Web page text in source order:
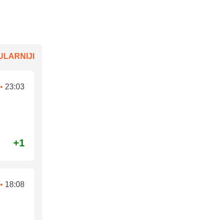
• 23:03
+1
• 18:08